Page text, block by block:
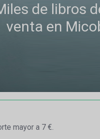
de libros
venta en
mayor a 7 €.